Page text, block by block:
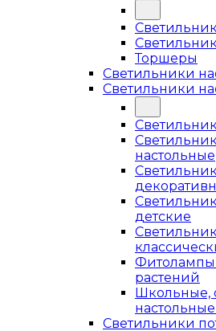
Торшеры
Светильники
Светильники
настольные
детские
Фитолампы
растений
Школьные,
Светильники